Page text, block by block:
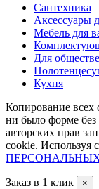
Сантехника
Аксессуары
Мебель для
Для
Кухня
Копирование всех
ни было форме без
авторских прав
cookie. Используя
Заказ в 1 клик ×